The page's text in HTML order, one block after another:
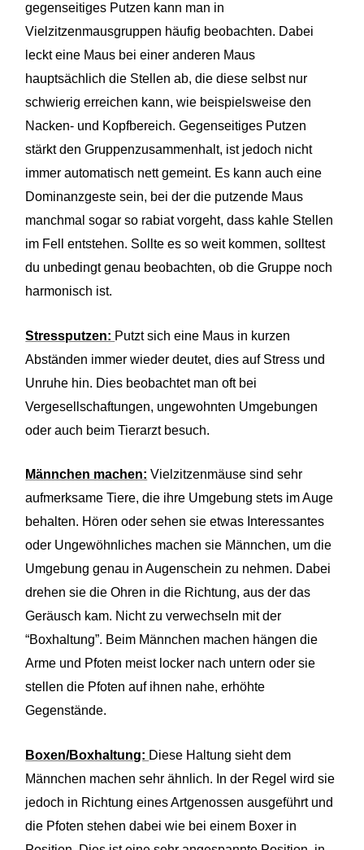
gegenseitiges Putzen kann man in
Vielzitzenmausgruppen häufig beobachten. Dabei
leckt eine Maus bei einer anderen Maus
hauptsächlich die Stellen ab, die diese selbst nur
schwierig erreichen kann, wie beispielsweise den
Nacken- und Kopfbereich. Gegenseitiges Putzen
stärkt den Gruppenzusammenhalt, ist jedoch nicht
immer automatisch nett gemeint. Es kann auch eine
Dominanzgeste sein, bei der die putzende Maus
manchmal sogar so rabiat vorgeht, dass kahle Stellen
im Fell entstehen. Sollte es so weit kommen, solltest
du unbedingt genau beobachten, ob die Gruppe noch
harmonisch ist.
Stressputzen: Putzt sich eine Maus in kurzen
Abständen immer wieder deutet, dies auf Stress und
Unruhe hin. Dies beobachtet man oft bei
Vergesellschaftungen, ungewohnten Umgebungen
oder auch beim Tierarzt besuch.
Männchen machen: Vielzitzenmäuse sind sehr
aufmerksame Tiere, die ihre Umgebung stets im Auge
behalten. Hören oder sehen sie etwas Interessantes
oder Ungewöhnliches machen sie Männchen, um die
Umgebung genau in Augenschein zu nehmen. Dabei
drehen sie die Ohren in die Richtung, aus der das
Geräusch kam. Nicht zu verwechseln mit der
“Boxhaltung”. Beim Männchen machen hängen die
Arme und Pfoten meist locker nach untern oder sie
stellen die Pfoten auf ihnen nahe, erhöhte
Gegenstände.
Boxen/Boxhaltung: Diese Haltung sieht dem
Männchen machen sehr ähnlich. In der Regel wird sie
jedoch in Richtung eines Artgenossen ausgeführt und
die Pfoten stehen dabei wie bei einem Boxer in